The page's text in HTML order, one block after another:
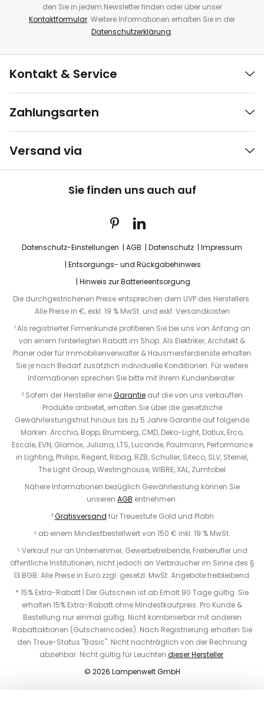
den Sie in jedem Newsletter finden oder über unser
Kontaktformular. Weitere Informationen erhalten Sie in der
Datenschutzerklärung.
Kontakt & Service
Zahlungsarten
Versand via
Sie finden uns auch auf
Datenschutz-Einstellungen AGB Datenschutz
Impressum
Entsorgungs- und Rückgabehinweis
Hinweis zur Batterieentsorgung
Die durchgestrichenen Preise entsprechen dem UVP des Herstellers.
Alle Preise in €, exkl. 19 % MwSt. und exkl. Versandkosten
¹ Als registrierter Firmenkunde profitieren Sie bei uns von Anfang an
von einem hinterlegten Rabatt im Shop. Als Elektriker, Architekt &
Planer oder für Immobilienverwalter & Hausmeisterdienste erhalten
Sie je nach Bedarf zusätzlich individuelle Konditionen. Für weitere
Informationen sprechen Sie bitte mit Ihrem Kundenberater.
² Sofern der Hersteller eineGarantieauf die von uns verkauften
Produkte anbietet, erhalten Sie über die gesetzliche
Gewährleistungsfrist hinaus bis zu 5 Jahre Garantie auf folgende
Marken: Arcchio, Bopp, Brumberg, CMD, Deko-Light, Dotlux, Erco,
Escale, EVN, Glamox, Juliana, LTS, Lucande, Paulmann, Performance
in Lighting, Philips, Regent, Ribag, RZB, Schuller, Siteco, SLV, Steinel,
The Light Group, Westinghouse, WIBRE, XAL, Zumtobel
Nähere Informationen bezüglich Gewährleistung können Sie
unseren AGB entnehmen.
³Gratisversand für Treuestufe Gold und Platin
⁴ ab einem Mindestbestellwert von 150 € inkl. 19 % MwSt.
⁵ Verkauf nur an Unternehmer, Gewerbetreibende, Freiberufler und
öffentliche Institutionen, nicht jedoch an Verbraucher im Sinne des §
13 BGB. Alle Preise in Euro zzgl. gesetzl. MwSt. Angebote freibleibend.
* 15% Extra-Rabatt | Der Gutschein ist ab Erhalt 90 Tage gültig. Sie
erhalten 15% Extra-Rabatt ohne Mindestkaufpreis. Pro Kunde &
Bestellung nur einmal gültig. Nicht kombinierbar mit anderen
Rabattaktionen (Gutscheincodes). Nach Registrierung erhalten Sie
den Treue-Status "Basic". Nicht nachträglich von der Rechnung
abziehbar. Nicht gültig für Leuchten dieser Hersteller.
© 2026 Lampenwelt GmbH